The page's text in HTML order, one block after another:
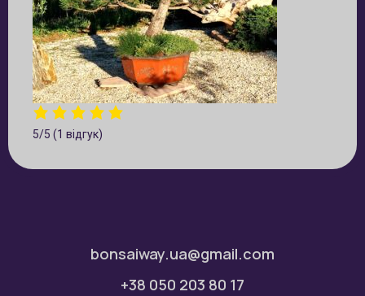
5/5 (1 відгук)
bonsaiway.ua@gmail.com
+38 050 203 80 17